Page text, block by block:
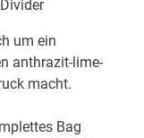
um ein
anthrazit-lime-
macht.
Bag